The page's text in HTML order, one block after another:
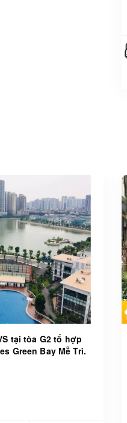
tại tòa G2 tổ hợp
Green Bay Mễ Trì.